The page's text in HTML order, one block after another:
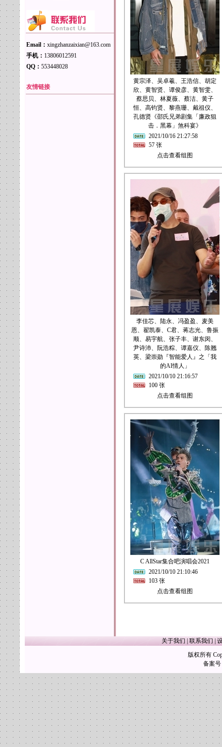
Email： xingzhanzaixian@163.com
手机： 13806012591
QQ： 553448028
友情链接
黄宗泽、吴卓羲、王浩信、胡定
欣、黄智贤、谭俊彦、黄智雯、
蔡思贝、林夏薇、蔡洁、黄子
恒、高钧贤、黎燕珊、戴祖仪、
孔德贤《邵氏兄弟剧集「廉政狙
击．黑幕」煞科宴》
2021/10/16 21:27:58
57 张
点击查看组图
李佳芯、陆永、冯盈盈、麦美
恩、翟凯泰、C君、蒋志光、鲁振
顺、易宇航、张子丰、谢东闵、
尹诗沛、阮浩粽、谭嘉仪、陈翘
英、梁崇勋『智能爱人』之「我
的AI情人」
2021/10/10 21:16:57
100 张
点击查看组图
C AllStar集合吧演唱会2021
2021/10/10 21:10:46
103 张
点击查看组图
关于我们 联系我们
版权所有
备案号